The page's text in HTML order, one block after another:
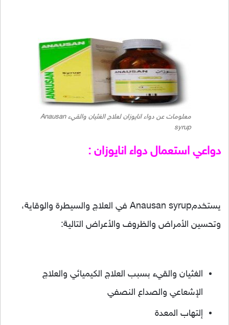
معلومات عن دواء انايوزان لعلاج الغثيان والقيء Anausan
syrup
دواعي استعمال دواء انايوزان :
يستخدمAnausan syrup في العلاج والسيطرة والوقاية،
وتحسين الأمراض والظروف والأعراض التالية:
الغثيان والقيء بسبب العلاج الكيميائي والعلاج
الإشعاعي والصداع النصفي
إلتهاب المعدة